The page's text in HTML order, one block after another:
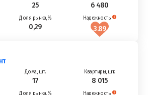
25 6 480
0,29 3.89
17 8 015